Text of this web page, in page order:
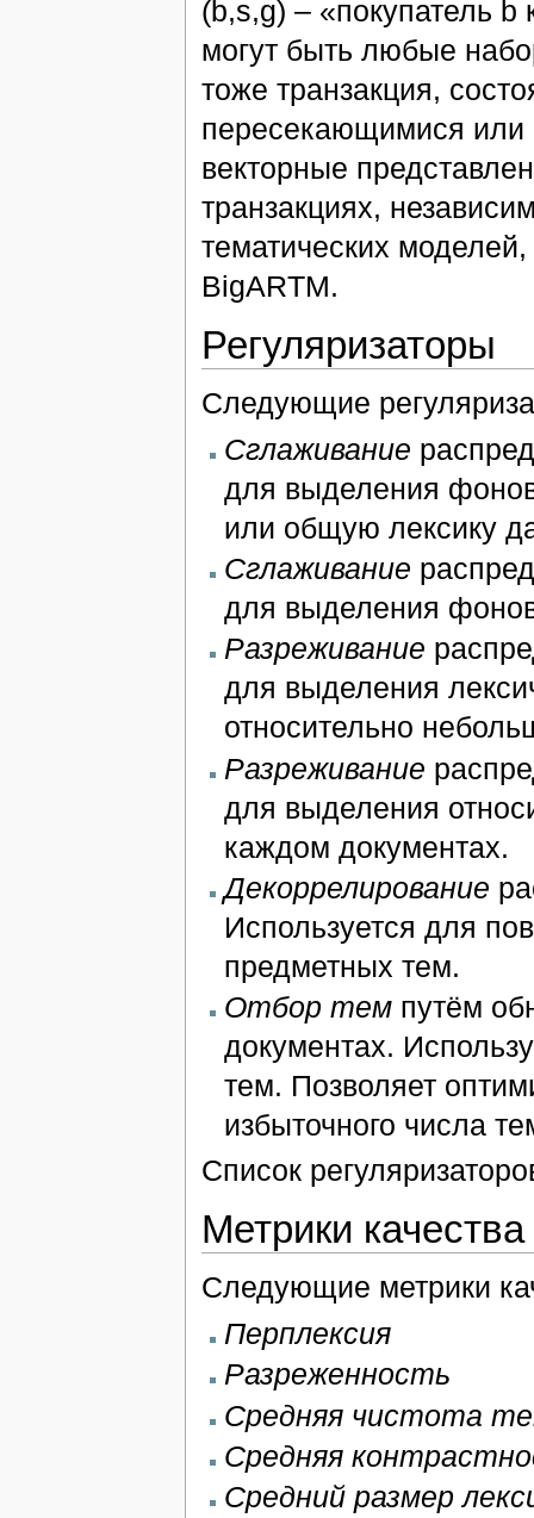
(b,s,g) – «покупатель
могут быть любые
тоже транзакция,
пересекающимися или
векторные
транзакциях,
тематических
BigARTM.
Регуляризаторы
Следующие
Сглаживание
для выделения
или общую лексику
Сглаживание
для выделения
Разреживание
для выделения
относительно
Разреживание
для выделения
каждом документах.
Декоррелирование
Используется для
предметных тем.
Отбор темпутём
документах.
тем. Позволяет
избыточного числа
Список
Метрики качества
Следующие метрики
Перплексия
Разреженность
Средняя чистота
Средняя
Средний размер